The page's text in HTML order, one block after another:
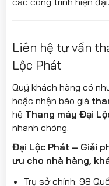
Liên hệ tư vấn
Lộc Phát
Quý khách hàng có
hoặc nhận báo giá
hệ Thang máy Đại
nhanh chóng.
Đại Lộc Phát – Giải
ưu cho nhà hàng,
Trụ sở chính: 98